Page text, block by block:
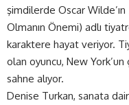
şimdilerde Oscar Wilde’ın
Olmanın Önemi) adlı
karaktere hayat veriyor.
olan oyuncu, New
sahne alıyor.
Denise Turkan, sanata